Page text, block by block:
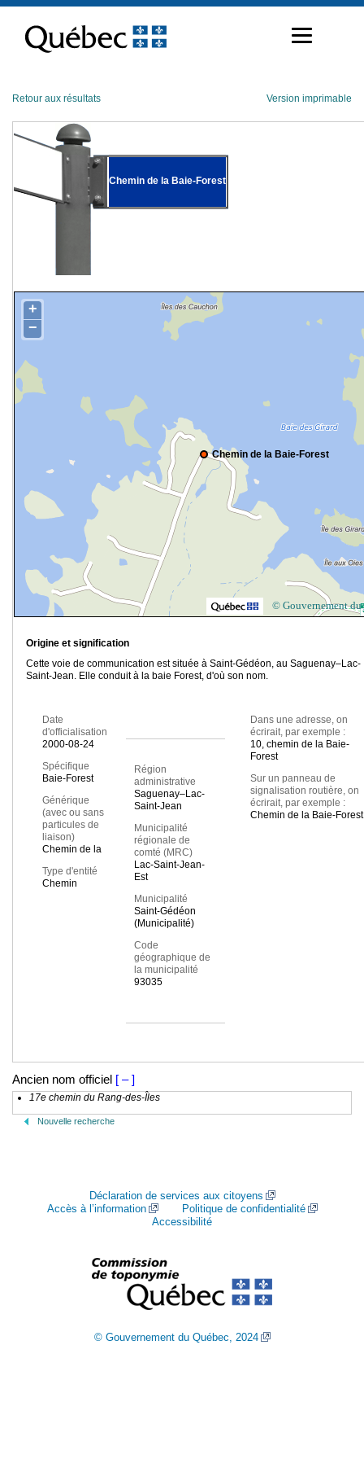
contenu
Retour aux résultats Version imprimable
Chemin de la Baie-Forest
Chemin de la Baie-Forest
+
−
© Gouvernement du
Origine et signification
Cette voie de communication est située à Saint-Gédéon, au Saguenay–Lac-
Saint-Jean. Elle conduit à la baie Forest, d'où son nom.
Date
d'officialisation
2000-08-24
Spécifique
Baie-Forest
Générique
(avec ou sans
particules de
liaison)
Chemin de la
Type d'entité
Chemin
Région
administrative
Saguenay–Lac-
Saint-Jean
Municipalité
régionale de
comté (MRC)
Lac-Saint-Jean-
Est
Municipalité
Saint-Gédéon
(Municipalité)
Code
géographique de
la municipalité
93035
Dans une adresse, on
écrirait, par exemple :
10, chemin de la Baie-
Forest
Sur un panneau de
signalisation routière, on
écrirait, par exemple :
Chemin de la Baie-Forest
Ancien nom officiel [ – ]
17e chemin du Rang-des-Îles
Nouvelle recherche
Déclaration de services aux citoyens
Accès à l’information
Politique de confidentialité
Accessibilité
© Gouvernement du Québec, 2024